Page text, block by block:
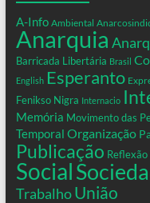
A-Info Ambiental
Anarquia
Barricada Libertária Brasil
English Esperanto
Fenikso Nigra Internacio
Memória Movimento das
Temporal Organização
Publicação Reflexão
Social
Trabalho União